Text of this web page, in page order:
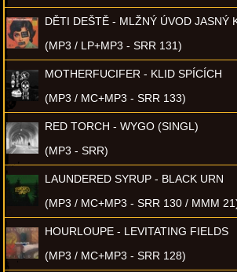
DĚTI DEŠTĚ - MLŽNÝ ÚVOD JASNÝ
(MP3 / LP+MP3 - SRR 131)
MOTHERFUCIFER - KLID SPÍCÍCH
(MP3 / MC+MP3 - SRR 133)
RED TORCH - WYGO (SINGL)
(MP3 - SRR)
LAUNDERED SYRUP - BLACK URN
(MP3 / MC+MP3 - SRR 130 / MMM
HOURLOUPE - LEVITATING FIELDS
(MP3 / MC+MP3 - SRR 128)